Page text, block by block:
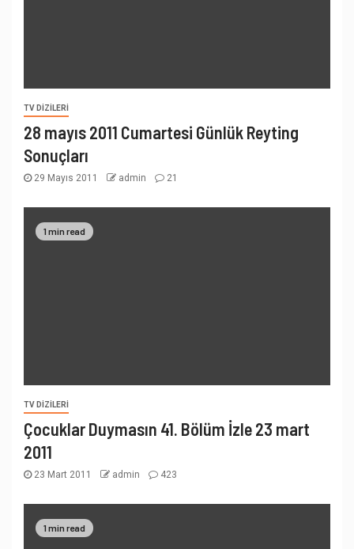
TV DIZILERI
28 mayıs 2011 Cumartesi Günlük Reyting
Sonuçları
29 Mayıs 2011 admin 21
1 min read
TV DIZILERI
Çocuklar Duymasın 41. Bölüm İzle 23 mart
2011
23 Mart 2011 admin 423
1 min read